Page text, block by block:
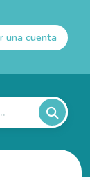
una cuenta